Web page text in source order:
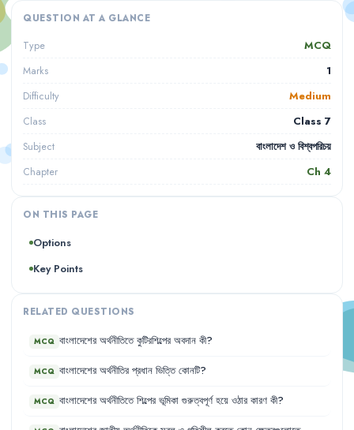
QUESTION AT A GLANCE
Type MCQ
Marks 1
Difficulty Medium
Class Class 7
Subject বাংলাদেশ ও বিশ্বপরিচয়
Chapter Ch 4
ON THIS PAGE
Options
Key Points
RELATED QUESTIONS
MCQ বাংলাদেশের অর্থনীতিতে কুটিরশিল্পের অবদান কী?
MCQ বাংলাদেশের অর্থনীতির প্রধান ভিত্তি কোনটি?
MCQ বাংলাদেশের অর্থনীতিতে শিল্পের ভূমিকা গুরুত্বপূর্ণ হয়ে ওঠার কারণ কী?